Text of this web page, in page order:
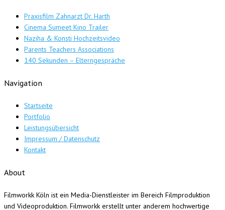
Praxisfilm Zahnarzt Dr. Harth
Cinema Sumeet Kino Trailer
Naziha & Konsti Hochzeitsvideo
Parents Teachers Associations
140 Sekunden – Elterngespräche
Navigation
Startseite
Portfolio
Leistungsübersicht
Impressum / Datenschutz
Kontakt
About
Filmworkk Köln ist ein Media-Dienstleister im Bereich Filmproduktion
und Videoproduktion. Filmworkk erstellt unter anderem hochwertige